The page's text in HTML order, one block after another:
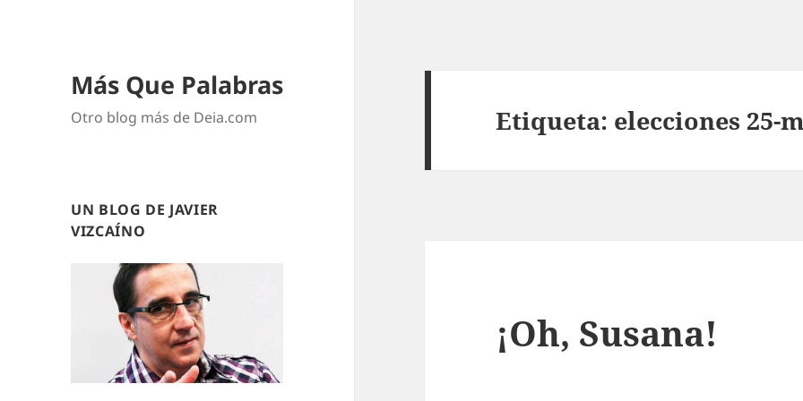
Más Que Palabras
Otro blog más de Deia.com
UN BLOG DE JAVIER
VIZCAÍNO
Etiqueta: elecciones 25-
¡Oh, Susana!